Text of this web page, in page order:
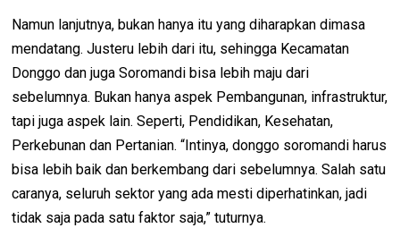
Namun lanjutnya, bukan hanya itu yang diharapkan dimasa
mendatang. Justeru lebih dari itu, sehingga Kecamatan
Donggo dan juga Soromandi bisa lebih maju dari
sebelumnya. Bukan hanya aspek Pembangunan, infrastruktur,
tapi juga aspek lain. Seperti, Pendidikan, Kesehatan,
Perkebunan dan Pertanian. “Intinya, donggo soromandi harus
bisa lebih baik dan berkembang dari sebelumnya. Salah satu
caranya, seluruh sektor yang ada mesti diperhatinkan, jadi
tidak saja pada satu faktor saja,” tuturnya.